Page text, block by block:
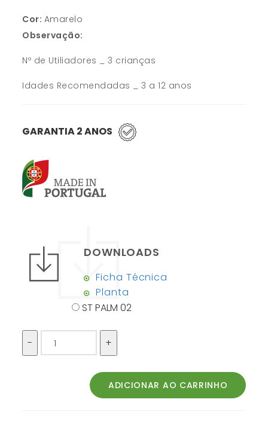
Cor: Amarelo
Observação:
Nº de Utiliadores _ 3 crianças
Idades Recomendadas _ 3 a 12 anos
GARANTIA 2 ANOS
DOWNLOADS
Ficha Técnica
Planta
ST PALM 02